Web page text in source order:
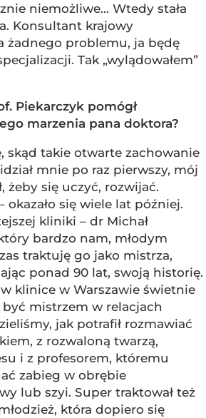
niemożliwe... Wtedy stała
Konsultant krajowy
żadnego problemu, ja będę
Tak „wylądowałem”
Piekarczyk pomógł
marzenia pana doktora?
skąd takie otwarte zachowanie
mnie po raz pierwszy, mój
żeby się uczyć, rozwijać.
okazało się wiele lat później.
kliniki – dr Michał
bardzo nam, młodym
traktuję go jako mistrza,
ponad 90 lat, swoją historię.
klinice w Warszawie świetnie
być mistrzem w relacjach
jak potrafił rozmawiać
z rozwaloną twarzą,
i z profesorem, któremu
zabieg w obrębie
lub szyi. Super traktował też
która dopiero się